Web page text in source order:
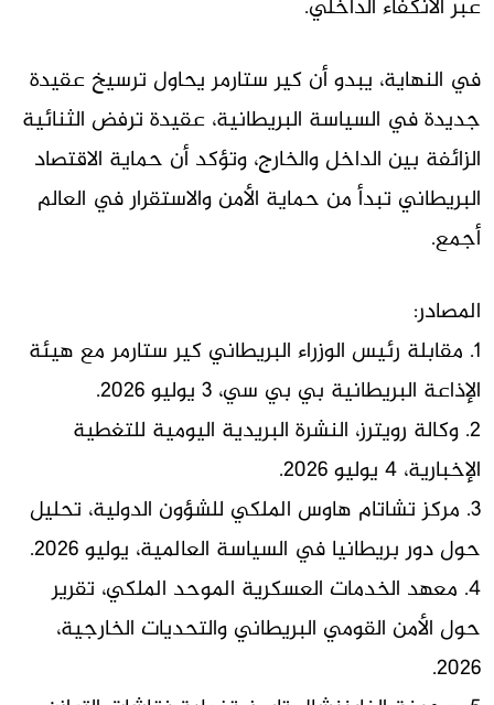
عبر الانكفاء الداخلي.
في النهاية، يبدو أن كير ستارمر يحاول ترسيخ عقيدة
جديدة في السياسة البريطانية، عقيدة ترفض الثنائية
الزائفة بين الداخل والخارج، وتؤكد أن حماية الاقتصاد
البريطاني تبدأ من حماية الأمن والاستقرار في العالم
أجمع.
المصادر:
1. مقابلة رئيس الوزراء البريطاني كير ستارمر مع هيئة
الإذاعة البريطانية بي بي سي، 3 يوليو 2026.
2. وكالة رويترز، النشرة البريدية اليومية للتغطية
الإخبارية، 4 يوليو 2026.
3. مركز تشاتام هاوس الملكي للشؤون الدولية، تحليل
حول دور بريطانيا في السياسة العالمية، يوليو 2026.
4. معهد الخدمات العسكرية الموحد الملكي، تقرير
حول الأمن القومي البريطاني والتحديات الخارجية،
2026.